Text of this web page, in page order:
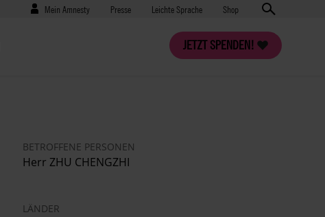
Benutzermenü
Mein Amnesty Presse
Presse Leichte Sprache Shop
JETZT SPENDEN!
BETROFFENE PERSONEN
Herr ZHU CHENGZHI
LÄNDER